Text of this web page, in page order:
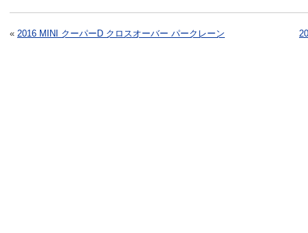
« 2016 MINI クーパーD クロスオーバー パークレーン